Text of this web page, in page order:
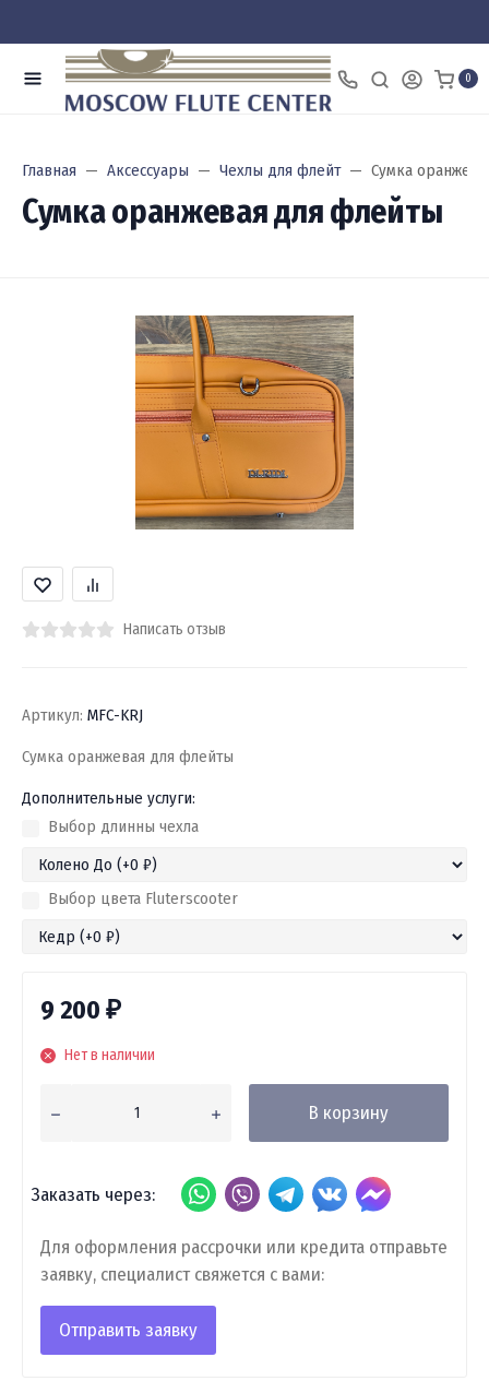
0
Главная Аксессуары Чехлы для флейт Сумка
Сумка оранжевая для флейты
Написать отзыв
Артикул: MFC-KRJ
Сумка оранжевая для флейты
Дополнительные услуги:
Выбор длинны чехла
Выбор цвета Fluterscooter
9 200 ₽
Нет в наличии
В корзину
Заказать через:
Для оформления рассрочки или кредита отправьте
заявку, специалист свяжется с вами:
Отправить заявку